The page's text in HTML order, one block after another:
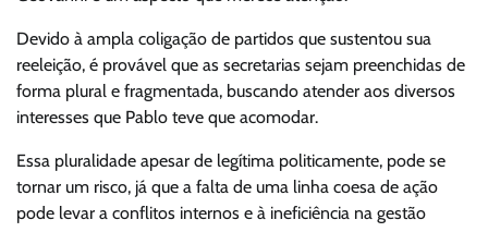
Devido à ampla coligação de partidos que sustentou sua
reeleição, é provável que as secretarias sejam preenchidas de
forma plural e fragmentada, buscando atender aos diversos
interesses que Pablo teve que acomodar.
Essa pluralidade apesar de legítima politicamente, pode se
tornar um risco, já que a falta de uma linha coesa de ação
pode levar a conflitos internos e à ineficiência na gestão